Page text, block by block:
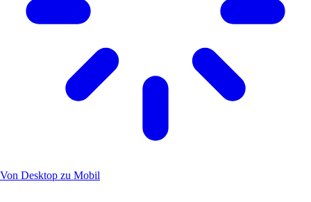
Von Desktop zu Mobil